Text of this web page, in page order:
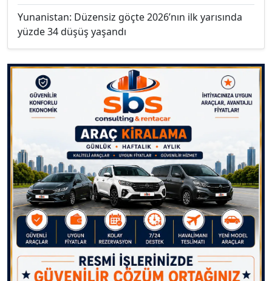
Yunanistan: Düzensiz göçte 2026’nın ilk yarısında
yüzde 34 düşüş yaşandı